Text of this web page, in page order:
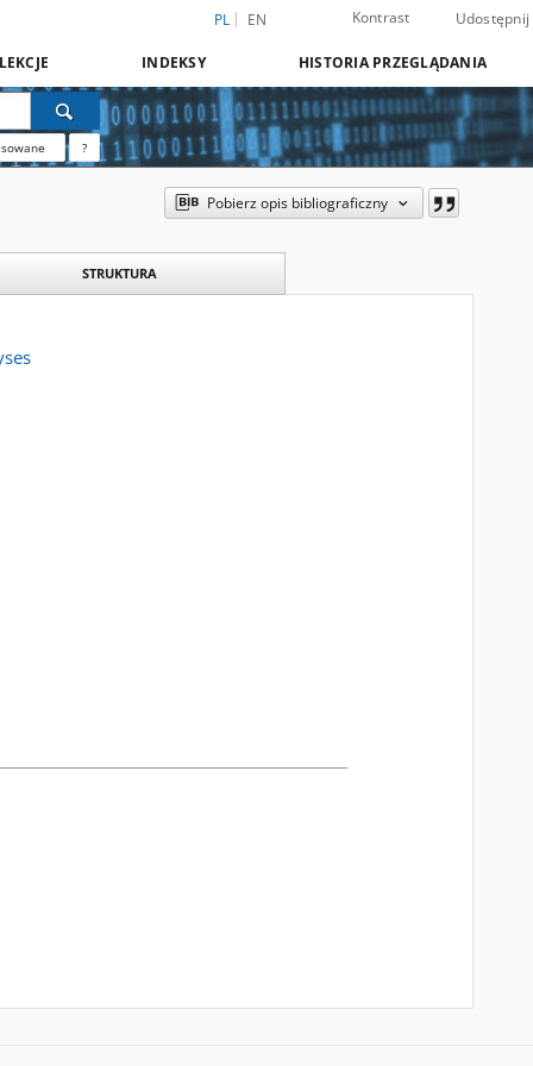
PL EN Kontrast Udostępnij
INDEKSY HISTORIA PRZEGLĄDANIA
?
Pobierz opis bibliograficzny
STRUKTURA